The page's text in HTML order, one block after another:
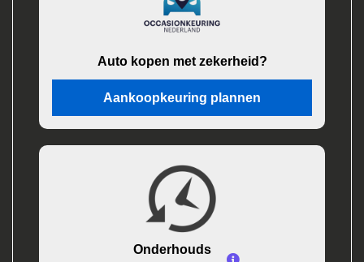
Auto kopen met zekerheid?
Aankoopkeuring plannen
Onderhouds